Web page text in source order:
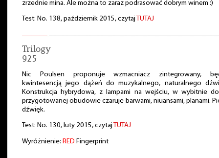
zrzednie mina. Ale można to zaraz podrasować dobrym winem :)
Test: No. 138, październik 2015, czytaj TUTAJ
Trilogy
925
Nic Poulsen proponuje wzmacniacz zintegrowany,
kwintesencją jego dążeń do muzykalnego, naturalnego
Konstrukcja hybrydowa, z lampami na wejściu, w wybitnie
przygotowanej obudowie czaruje barwami, niuansami, planami.
dźwięk.
Test: No. 130, luty 2015, czytaj TUTAJ
Wyróżnienie: RED Fingerprint